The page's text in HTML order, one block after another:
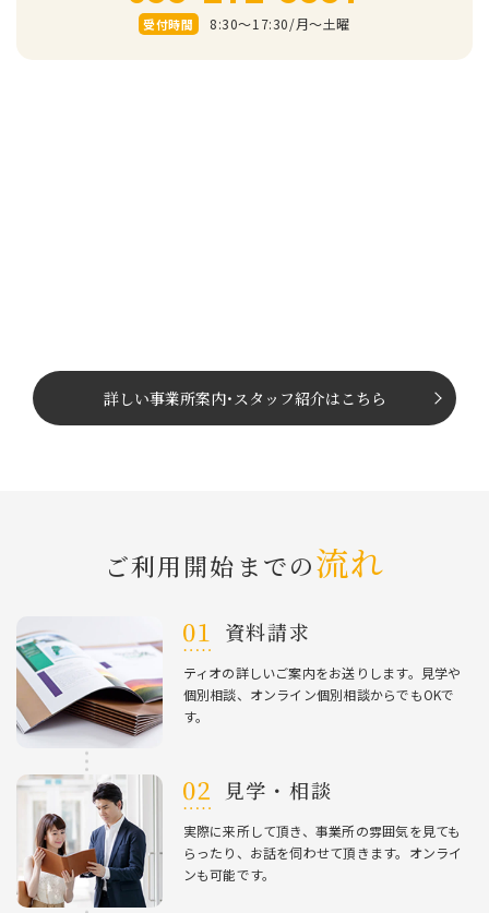
受付時間 8:30～17:30/⽉〜⼟曜
詳しい事業所案内･ スタッフ紹介はこちら
ご利⽤開始までの流れ
資料請求
ティオの詳しいご案内をお送りします。⾒学や
個別相談、オンライン個別相談からでもOKで
す。
⾒学・相談
実際に来所して頂き、事業所の雰囲気を⾒ても
らったり、お話を伺わせて頂きます。オンライ
ンも可能です。